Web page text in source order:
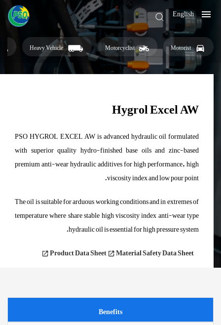
English
Motorist
Motorcyclist
Heavy Vehicle
Hygrol Excel AW
PSO HYGROL EXCEL AW is advanced hydraulic oil formulated
with superior quality hydro-finished base oils and zinc-based
premium anti-wear hydraulic additives for high performance, high
viscosity index and low pour point.
The oil is suitable for arduous working conditions and in extremes of
temperature where share stable high viscosity index anti-wear type
hydraulic oil is essential for high pressure system.
Product Data Sheet Material Safety Data Sheet
Benefits